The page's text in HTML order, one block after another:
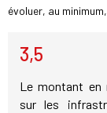
évoluer, au
3,5
Le montant en
sur les